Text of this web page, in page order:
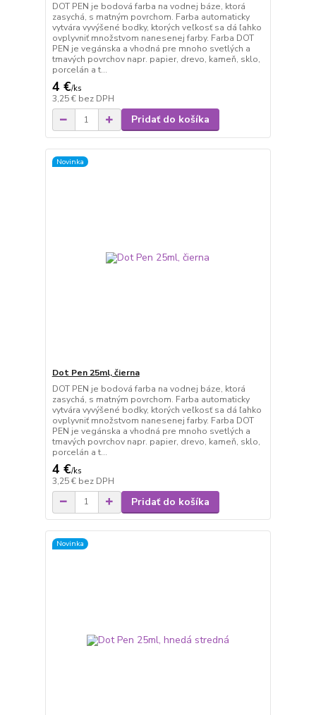
DOT PEN je bodová farba na vodnej báze, ktorá
zasychá, s matným povrchom. Farba automaticky
vytvára vyvýšené bodky, ktorých veľkosť sa dá ľahko
ovplyvniť množstvom nanesenej farby. Farba DOT
PEN je vegánska a vhodná pre mnoho svetlých a
tmavých povrchov napr. papier, drevo, kameň, sklo,
porcelán a t...
4 €/ks
3,25 € bez DPH
Pridať do košíka
Novinka
Dot Pen 25ml, čierna
DOT PEN je bodová farba na vodnej báze, ktorá
zasychá, s matným povrchom. Farba automaticky
vytvára vyvýšené bodky, ktorých veľkosť sa dá ľahko
ovplyvniť množstvom nanesenej farby. Farba DOT
PEN je vegánska a vhodná pre mnoho svetlých a
tmavých povrchov napr. papier, drevo, kameň, sklo,
porcelán a t...
4 €/ks
3,25 € bez DPH
Pridať do košíka
Novinka